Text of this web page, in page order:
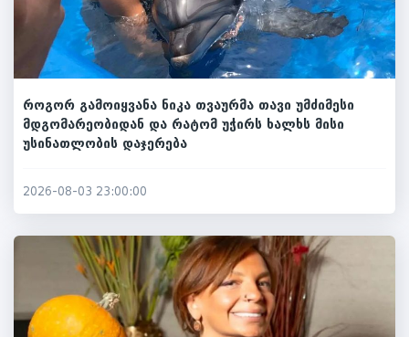
როგორ გამოიყვანა ნიკა თვაურმა თავი უმძიმესი
მდგომარეობიდან და რატომ უჭირს ხალხს მისი
უსინათლობის დაჯერება
2026-08-03 23:00:00